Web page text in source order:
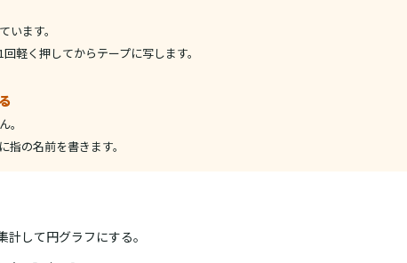
います。
軽く押してからテープに写します。
。
指の名前を書きます。
して円グラフにする。